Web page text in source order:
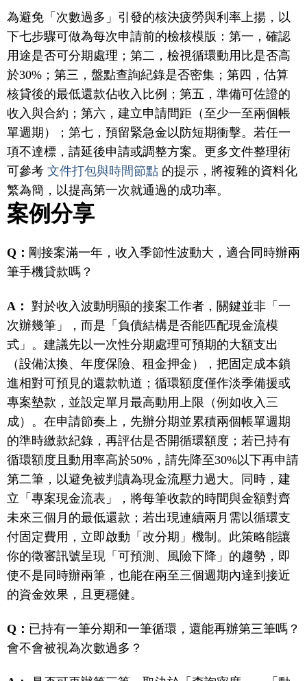
為避免「次數過多」引發的核決疲勞與利率上揚，以
下七步驟可做為每次申請前的檢核模版：第一，確認
用途是否可分期處理；第二，檢視循環動用比是否高
於30%；第三，盤點查詢紀錄是否密集；第四，估算
核貸後的最低還款佔收入比例；第五，準備可佐證的
收入與合約；第六，建立申請間距（至少一至兩個帳
單週期）；第七，預留緊急金以防短期衝擊。若任一
項不達標，請延後申請或調整方案。更多文件整理術
可參考 文件打包與時間節點 的提示，將複雜的資料化
繁為簡，以提高第一次就通過的成功率。
案例分享
Q： 剛接案滿一年，收入季節性波動大，適合同時辦兩
筆手機貸款嗎？
A： 對於收入波動明顯的接案工作者，關鍵並非「一
次辦幾筆」，而是「負債結構是否能匹配現金流模
式」。建議先以一次性分期處理可預期的大額支出
（設備汰換、年度保險、租金押金），把固定成本鎖
進相對可預見的還款軌道；循環額度僅作淡季備援或
專案墊款，並設定單月最高動用上限（例如收入三
成）。在申請節奏上，先辦分期並累積兩個帳單週期
的準時繳款紀錄，再評估是否開循環額度；若已持有
循環額度且動用率高於50%，請先降至30%以下再申請
第二筆，以避免被判讀為現金流壓力過大。同時，建
立「專案現金流表」，將每筆收款的時間與金額對齊
未來三個月的最低還款；若出現連續兩月需以循環支
付固定費用，立即啟動「改分期」機制。此策略能讓
你的徵審訊號呈現「可預測、風險下降」的趨勢，即
使不是同時辦兩筆，也能在兩至三個週期內達到接近
的資金效果，且更穩健。
Q： 已持有一筆分期和一筆循環，還能再辦第三筆嗎？
會不會被視為次數過多？